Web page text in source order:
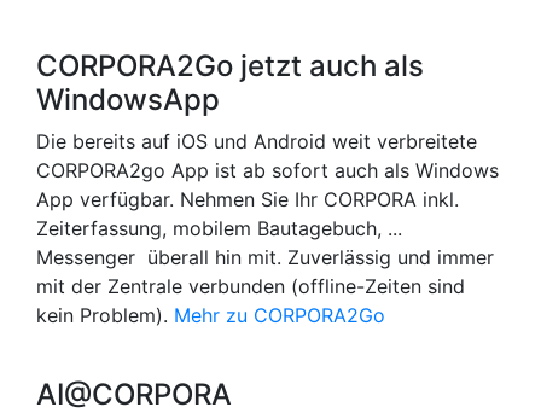
CORPORA2Go jetzt auch als
WindowsApp
Die bereits auf iOS und Android weit verbreitete
CORPORA2go App ist ab sofort auch als Windows
App verfügbar. Nehmen Sie Ihr CORPORA inkl.
Zeiterfassung, mobilem Bautagebuch, ...
Messenger überall hin mit. Zuverlässig und immer
mit der Zentrale verbunden (offline-Zeiten sind
kein Problem). Mehr zu CORPORA2Go
AI@CORPORA